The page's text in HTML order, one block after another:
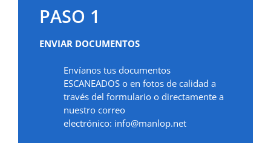
PASO 1
ENVIAR DOCUMENTOS
Envíanos tus documentos
ESCANEADOS o en fotos de calidad a
través del formulario o directamente a
nuestro correo
electrónico: info@manlop.net